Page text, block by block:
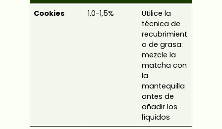
Cookies
1,0-1,5%
Utilice la
técnica de
recubrimient
o de grasa:
mezcle la
matcha con
la
mantequilla
antes de
añadir los
líquidos